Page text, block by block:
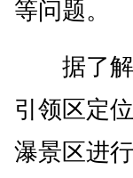
等问题。
据了解
引领区定
瀑景区进